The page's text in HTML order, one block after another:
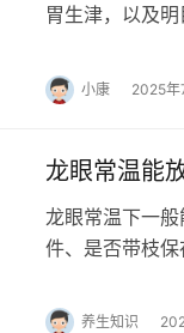
胃生津，以及
小康 2025年
龙眼常温能
龙眼常温下一
件、是否带枝
养生知识